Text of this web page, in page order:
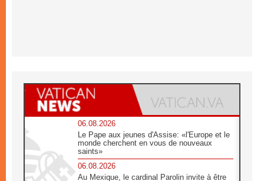
06.08.2026
Le Pape aux jeunes d'Assise: «l'Europe et le
monde cherchent en vous de nouveaux
saints»
06.08.2026
Au Mexique, le cardinal Parolin invite à être